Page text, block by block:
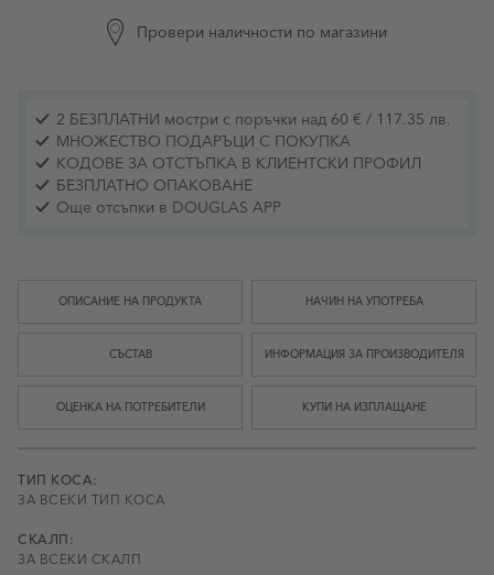
Провери наличности по магазини
2 БЕЗПЛАТНИ мостри с поръчки над 60 € / 117.35 лв.
МНОЖЕСТВО ПОДАРЪЦИ С ПОКУПКА
КОДОВЕ ЗА ОТСТЪПКА В КЛИЕНТСКИ ПРОФИЛ
БЕЗПЛАТНО ОПАКОВАНЕ
Още отсъпки в DOUGLAS APP
ОПИСАНИЕ НА ПРОДУКТА НАЧИН НА УПОТРЕБА
СЪСТАВ ИНФОРМАЦИЯ ЗА ПРОИЗВОДИТЕЛЯ
ОЦЕНКА НА ПОТРЕБИТЕЛИ КУПИ НА ИЗПЛАЩАНЕ
ТИП КОСА:
ЗА ВСЕКИ ТИП КОСА
СКАЛП:
ЗА ВСЕКИ СКАЛП